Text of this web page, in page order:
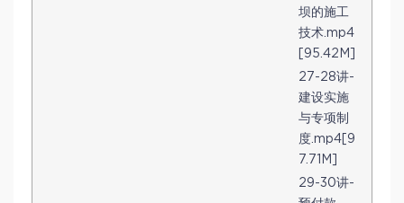
坝的施工
技术.mp4
[95.42M]
27-28讲-
建设实施
与专项制
度.mp4[9
7.71M]
29-30讲-